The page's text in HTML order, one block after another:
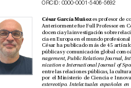
César García Muñoz
públicas y comunicación global como
nagement , Public Relations Journal ,
nication e
ORCID: 0000-0001-5406-5692